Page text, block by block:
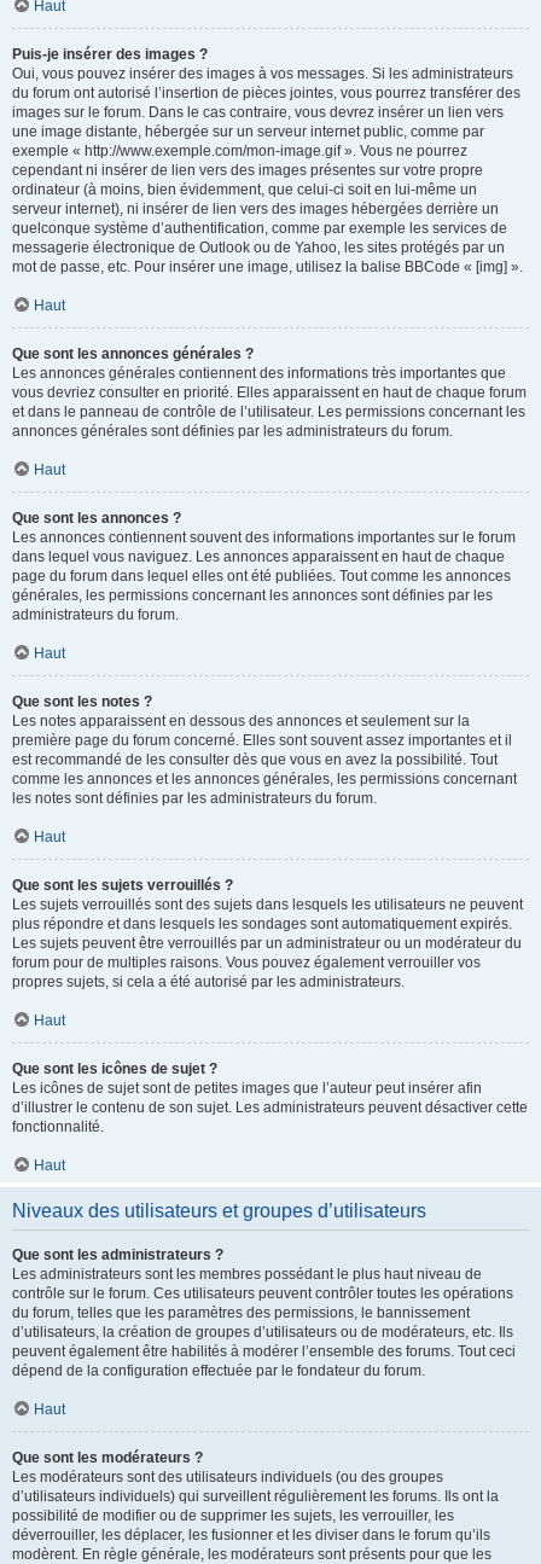
Haut
Puis-je insérer des images ?
Oui, vous pouvez insérer des images à vos messages. Si les administrateurs
du forum ont autorisé l’insertion de pièces jointes, vous pourrez transférer des
images sur le forum. Dans le cas contraire, vous devrez insérer un lien vers
une image distante, hébergée sur un serveur internet public, comme par
exemple « http://www.exemple.com/mon-image.gif ». Vous ne pourrez
cependant ni insérer de lien vers des images présentes sur votre propre
ordinateur (à moins, bien évidemment, que celui-ci soit en lui-même un
serveur internet), ni insérer de lien vers des images hébergées derrière un
quelconque système d’authentification, comme par exemple les services de
messagerie électronique de Outlook ou de Yahoo, les sites protégés par un
mot de passe, etc. Pour insérer une image, utilisez la balise BBCode « [img] ».
Haut
Que sont les annonces générales ?
Les annonces générales contiennent des informations très importantes que
vous devriez consulter en priorité. Elles apparaissent en haut de chaque forum
et dans le panneau de contrôle de l’utilisateur. Les permissions concernant les
annonces générales sont définies par les administrateurs du forum.
Haut
Que sont les annonces ?
Les annonces contiennent souvent des informations importantes sur le forum
dans lequel vous naviguez. Les annonces apparaissent en haut de chaque
page du forum dans lequel elles ont été publiées. Tout comme les annonces
générales, les permissions concernant les annonces sont définies par les
administrateurs du forum.
Haut
Que sont les notes ?
Les notes apparaissent en dessous des annonces et seulement sur la
première page du forum concerné. Elles sont souvent assez importantes et il
est recommandé de les consulter dès que vous en avez la possibilité. Tout
comme les annonces et les annonces générales, les permissions concernant
les notes sont définies par les administrateurs du forum.
Haut
Que sont les sujets verrouillés ?
Les sujets verrouillés sont des sujets dans lesquels les utilisateurs ne peuvent
plus répondre et dans lesquels les sondages sont automatiquement expirés.
Les sujets peuvent être verrouillés par un administrateur ou un modérateur du
forum pour de multiples raisons. Vous pouvez également verrouiller vos
propres sujets, si cela a été autorisé par les administrateurs.
Haut
Que sont les icônes de sujet ?
Les icônes de sujet sont de petites images que l’auteur peut insérer afin
d’illustrer le contenu de son sujet. Les administrateurs peuvent désactiver cette
fonctionnalité.
Haut
Niveaux des utilisateurs et groupes d’utilisateurs
Que sont les administrateurs ?
Les administrateurs sont les membres possédant le plus haut niveau de
contrôle sur le forum. Ces utilisateurs peuvent contrôler toutes les opérations
du forum, telles que les paramètres des permissions, le bannissement
d’utilisateurs, la création de groupes d’utilisateurs ou de modérateurs, etc. Ils
peuvent également être habilités à modérer l’ensemble des forums. Tout ceci
dépend de la configuration effectuée par le fondateur du forum.
Haut
Que sont les modérateurs ?
Les modérateurs sont des utilisateurs individuels (ou des groupes
d’utilisateurs individuels) qui surveillent régulièrement les forums. Ils ont la
possibilité de modifier ou de supprimer les sujets, les verrouiller, les
déverrouiller, les déplacer, les fusionner et les diviser dans le forum qu’ils
modèrent. En règle générale, les modérateurs sont présents pour que les